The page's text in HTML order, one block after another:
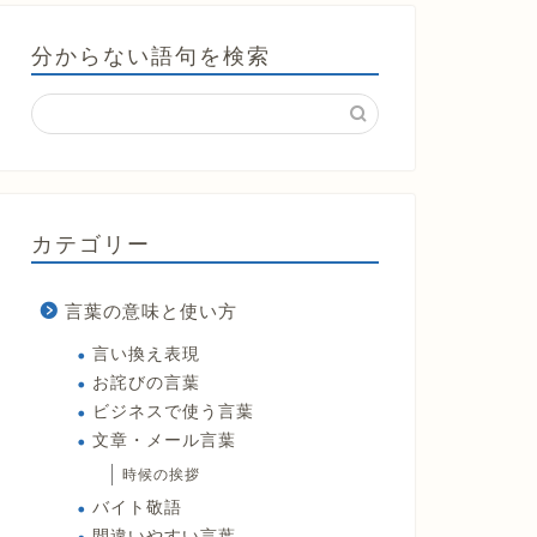
分からない語句を検索
カテゴリー
言葉の意味と使い方
言い換え表現
お詫びの言葉
ビジネスで使う言葉
文章・メール言葉
時候の挨拶
バイト敬語